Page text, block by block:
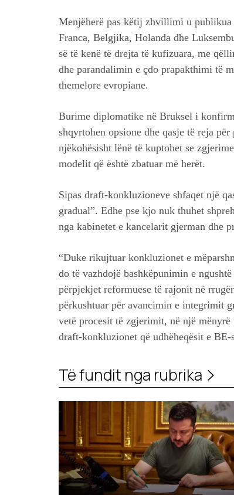
Menjëherë pas këtij zhvillimi u publikua
Franca, Belgjika, Holanda dhe
së të kenë të drejta të kufizuara, me
dhe parandalimin e çdo prapakthimi të
themelore evropiane.
Burime diplomatike në Bruksel i
shqyrtohen opsione dhe qasje të reja
njëkohësisht lënë të kuptohet se
modelit që është zbatuar më herët.
Sipas draft-konkluzioneve shfaqet një
gradual”. Edhe pse kjo nuk thuhet
nga kabinetet e kancelarit gjerman dhe
“Duke rikujtuar konkluzionet e
do të vazhdojë bashkëpunimin e
përpjekjet reformuese të rajonit në
përkushtuar për avancimin e integrimit
vetë procesit të zgjerimit, në një
draft-konkluzionet që udhëheqësit e
Të fundit nga rubrika